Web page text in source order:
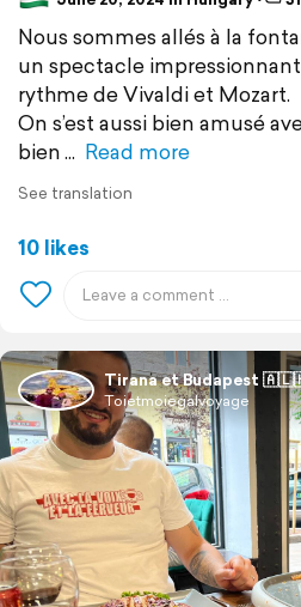
Nous sommes allés à la
un spectacle
rythme de Vivaldi et Mozart.
On s’est aussi bien amusé
bien
Read more
See translation
10 likes
Tirana et Budapest
Toietmoiegalvoyage